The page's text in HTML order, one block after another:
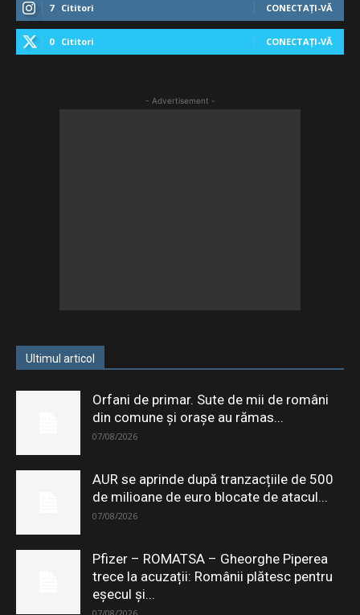
7 Cititori CONECTAȚI-VĂ
0 Cititori CONECTAȚI-VĂ
- Advertisement -
Ultimul articol
Orfani de primar. Sute de mii de români
din comune și orașe au rămas...
07/08/2026
AUR se aprinde după tranzacțiile de 500
de milioane de euro blocate de atacul...
07/08/2026
Pfizer – ROMATSA – Gheorghe Piperea
trece la acuzații: Românii plătesc pentru
eşecul şi...